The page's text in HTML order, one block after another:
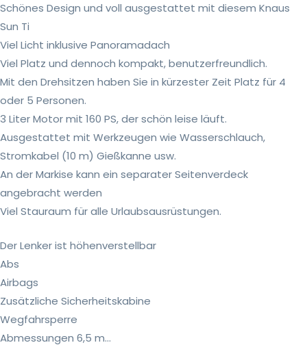
Schönes Design und voll ausgestattet mit diesem Knaus
Sun Ti
Viel Licht inklusive Panoramadach
Viel Platz und dennoch kompakt, benutzerfreundlich.
Mit den Drehsitzen haben Sie in kürzester Zeit Platz für 4
oder 5 Personen.
3 Liter Motor mit 160 PS, der schön leise läuft.
Ausgestattet mit Werkzeugen wie Wasserschlauch,
Stromkabel (10 m) Gießkanne usw.
An der Markise kann ein separater Seitenverdeck
angebracht werden
Viel Stauraum für alle Urlaubsausrüstungen.
Der Lenker ist höhenverstellbar
Abs
Airbags
Zusätzliche Sicherheitskabine
Wegfahrsperre
Abmessungen 6,5 m...